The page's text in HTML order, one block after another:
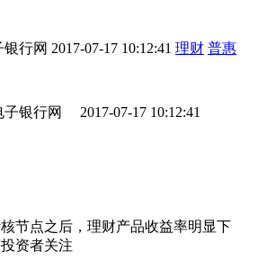
行网 2017-07-17 10:12:41 理财 普惠
银行网 2017-07-17 10:12:41
节点之后，理财产品收益率明显下
资者关注